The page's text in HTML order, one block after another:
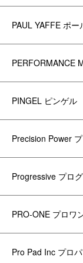
PAUL YAFFE ポー
PERFORMANCE
PINGEL ピンゲル
Precision Power
Progressive プロ
PRO-ONE プロワ
Pro Pad Inc プロ